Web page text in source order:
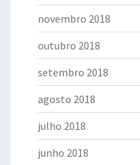
novembro 2018
outubro 2018
setembro 2018
agosto 2018
julho 2018
junho 2018